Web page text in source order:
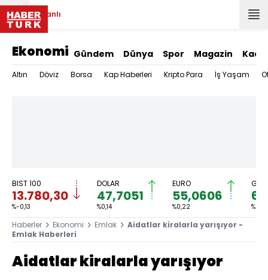
Canlı
Ekonomi Gündem Dünya Spor Magazin
Altın Döviz Borsa Kap Haberleri Kripto Para İş Yaşam
BIST 100
13.780,30
%-0,13
DOLAR
47,7051
%0,14
EURO
55,0606
%0,22 %2,11
Haberler Ekonomi Emlak
Aidatlar kiralarla yarışıyor -
Emlak Haberleri
Aidatlar kiralarla yarışıyor